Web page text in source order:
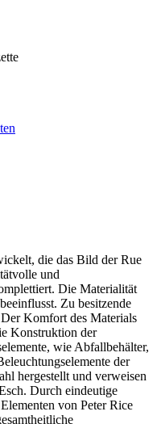
die das Bild der Rue
und
Die Materialität
Zu besitzende
Komfort des Materials
Konstruktion der
wie Abfallbehälter,
der
hergestellt und verweisen
Durch eindeutige
von Peter Rice